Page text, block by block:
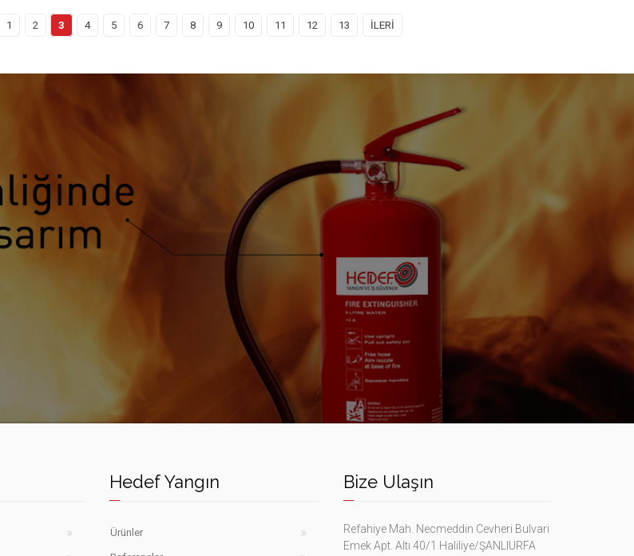
1 2 3 4 5 6 7 8 9 10 11 12 13 İLERİ
Hedef Yangın
Ürünler
Bize Ulaşın
Refahiye Mah. Necmeddin Cevheri Bulvari
Emek Apt. Altı 40/1 Haliliye/ŞANLIURFA